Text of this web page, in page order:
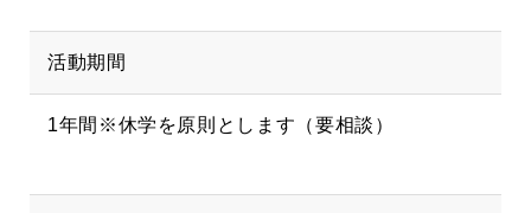
活動期間
1年間※休学を原則とします（要相談）